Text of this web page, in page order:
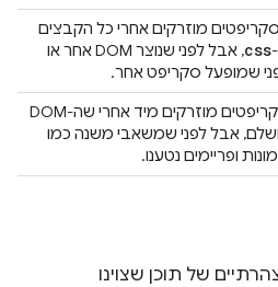
מוזרקים אחרי כל הקבצים
css
, אבל לפני שנוצר DOM אחר או
שמופעל סקריפט אחר.
סקריפטים מוזרקים מיד אחרי שה-DOM
אבל לפני שמשאבי משנה כמו
ופריימים נטענו.
של תוכן שצוינו